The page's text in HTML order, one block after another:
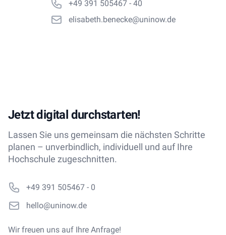
+49 391 505467 - 40
elisabeth.benecke@uninow.de
Jetzt digital durchstarten!
Lassen Sie uns gemeinsam die nächsten Schritte
planen – unverbindlich, individuell und auf Ihre
Hochschule zugeschnitten.
Phone number
+49 391 505467 - 0
Emailhello@uninow.de
Wir freuen uns auf Ihre Anfrage!